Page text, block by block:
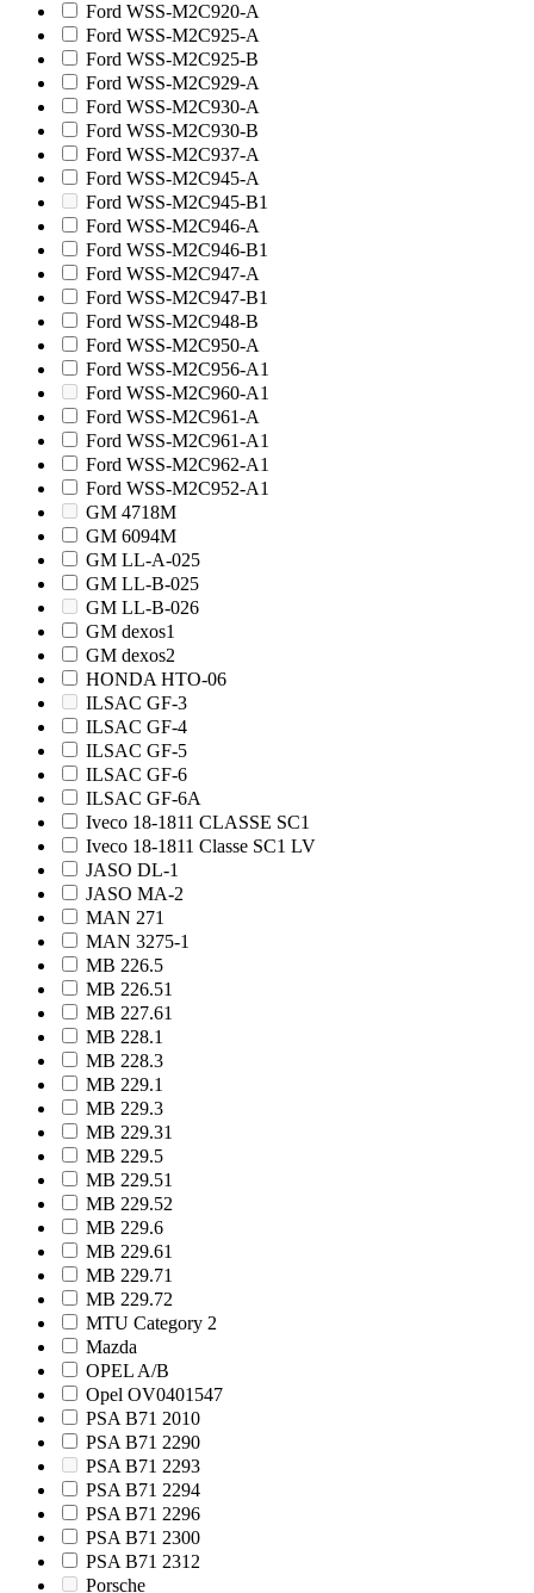
Ford WSS-M2C920-A
Ford WSS-M2C925-A
Ford WSS-M2C925-B
Ford WSS-M2C929-A
Ford WSS-M2C930-A
Ford WSS-M2C930-B
Ford WSS-M2C937-A
Ford WSS-M2C945-A
Ford WSS-M2C945-B1
Ford WSS-M2C946-A
Ford WSS-M2C946-B1
Ford WSS-M2C947-A
Ford WSS-M2C947-B1
Ford WSS-M2C948-B
Ford WSS-M2C950-A
Ford WSS-M2C956-A1
Ford WSS-M2C960-A1
Ford WSS-M2C961-A
Ford WSS-M2C961-A1
Ford WSS-M2C962-A1
Ford WSS-M2C952-A1
GM 4718M
GM 6094M
GM LL-A-025
GM LL-B-025
GM LL-B-026
GM dexos1
GM dexos2
HONDA HTO-06
ILSAC GF-3
ILSAC GF-4
ILSAC GF-5
ILSAC GF-6
ILSAC GF-6A
Iveco 18-1811 CLASSE SC1
Iveco 18-1811 Classe SC1 LV
JASO DL-1
JASO MA-2
MAN 271
MAN 3275-1
MB 226.5
MB 226.51
MB 227.61
MB 228.1
MB 228.3
MB 229.1
MB 229.3
MB 229.31
MB 229.5
MB 229.51
MB 229.52
MB 229.6
MB 229.61
MB 229.71
MB 229.72
MTU Category 2
Mazda
OPEL A/B
Opel OV0401547
PSA B71 2010
PSA B71 2290
PSA B71 2293
PSA B71 2294
PSA B71 2296
PSA B71 2300
PSA B71 2312
Porsche